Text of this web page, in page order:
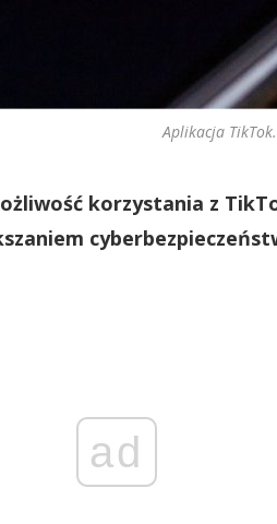
Aplikacja
korzystania z
ad